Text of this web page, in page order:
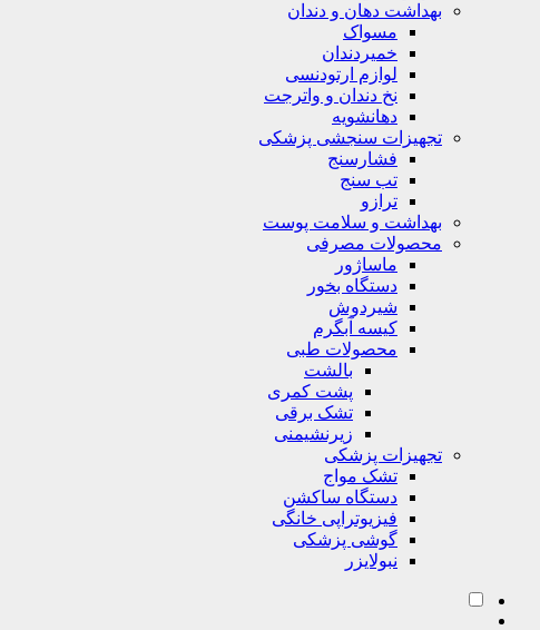
بهداشت دهان و دندان
مسواک
خمیردندان
لوازم ارتودنسی
نخ دندان و واترجت
دهانشویه
تجهیزات سنجشی پزشکی
فشارسنج
تب سنج
ترازو
بهداشت و سلامت پوست
محصولات مصرفی
ماساژور
دستگاه بخور
شیردوش
کیسه آبگرم
محصولات طبی
بالشت
پشت کمری
تشک برقی
زیرنشیمنی
تجهیزات پزشکی
تشک مواج
دستگاه ساکشن
فیزیوتراپی خانگی
گوشی پزشکی
نبولایزر